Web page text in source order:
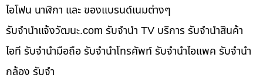
ไอโฟน นาฬิกา และ ของแบรนด์เนมต่างๆ
รับจํานําแจ้งวัฒนะ.com รับจำนำ TV บริการ รับจำนำสินค้า
ไอที รับจำนำมือถือ รับจำนำโทรศัพท์ รับจำนำไอแพค รับจำนำ
กล้อง รับจำ